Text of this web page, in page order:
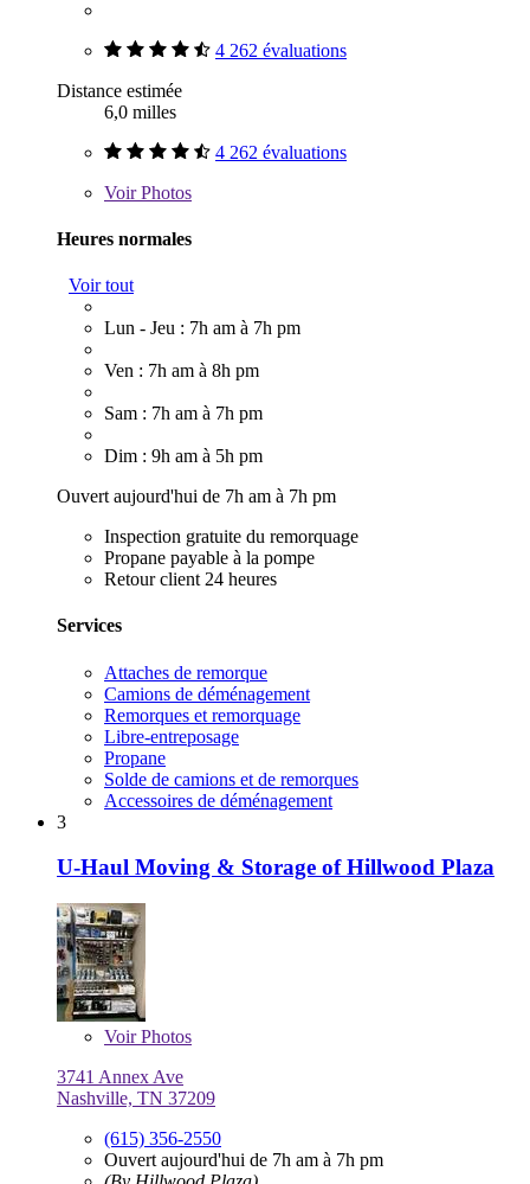
4 262 évaluations
Distance estimée
6,0 milles
4 262 évaluations
VoirPhotos
Heures normales
Voir tout
Lun - Jeu : 7h am à 7h pm
Ven : 7h am à 8h pm
Sam : 7h am à 7h pm
Dim : 9h am à 5h pm
Ouvert aujourd'hui de 7h am à 7h pm
Inspection gratuite du remorquage
Propane payable à la pompe
Retour client 24 heures
Services
Attaches de remorque
Camions de déménagement
Remorques et remorquage
Libre-entreposage
Propane
Solde de camions et de remorques
Accessoires de déménagement
3
U-Haul Moving & Storage of Hillwood Plaza
VoirPhotos
3741 Annex Ave
Nashville, TN 37209
(615) 356-2550
Ouvert aujourd'hui de 7h am à 7h pm